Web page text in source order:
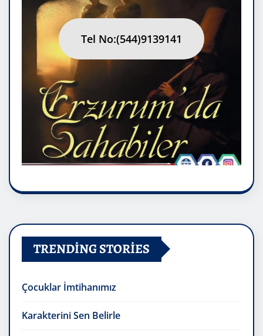
Tel No:(544)9139141
TRENDING STORIES
Çocuklar İmtihanımız
Karakterini Sen Belirle